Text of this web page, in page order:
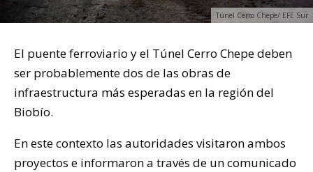
Túnel Cerro Chepe/ EFE Sur
El puente ferroviario y el Túnel Cerro Chepe deben
ser probablemente dos de las obras de
infraestructura más esperadas en la región del
Biobío.
En este contexto las autoridades visitaron ambos
proyectos e informaron a través de un comunicado